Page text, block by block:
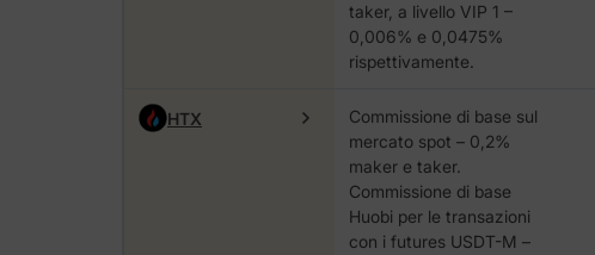
taker, a livello VIP 1 –
0,006% e 0,0475%
rispettivamente.
HTX
Commissione di base sul
mercato spot – 0,2%
maker e taker.
Commissione di base
Huobi per le transazioni
con i futures USDT-M –